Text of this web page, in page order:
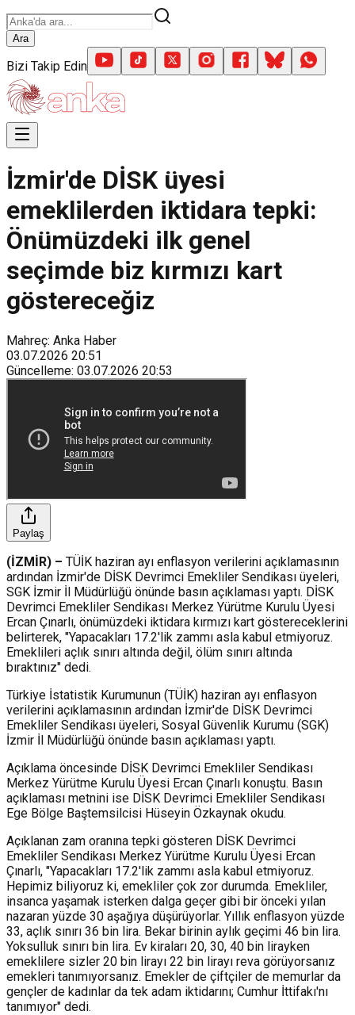
Ara
Bizi Takip Edin
İzmir'de DİSK üyesi
emeklilerden iktidara tepki:
Önümüzdeki ilk genel
seçimde biz kırmızı kart
göstereceğiz
Mahreç: Anka Haber
03.07.2026 20:51
Güncelleme: 03.07.2026 20:53
Paylaş
(İZMİR) – TÜİK haziran ayı enflasyon verilerini açıklamasının
ardından İzmir'de DİSK Devrimci Emekliler Sendikası üyeleri,
SGK İzmir İl Müdürlüğü önünde basın açıklaması yaptı. DİSK
Devrimci Emekliler Sendikası Merkez Yürütme Kurulu Üyesi
Ercan Çınarlı, önümüzdeki iktidara kırmızı kart göstereceklerini
belirterek, "Yapacakları 17.2'lik zammı asla kabul etmiyoruz.
Emeklileri açlık sınırı altında değil, ölüm sınırı altında
bıraktınız" dedi.
Türkiye İstatistik Kurumunun (TÜİK) haziran ayı enflasyon
verilerini açıklamasının ardından İzmir'de DİSK Devrimci
Emekliler Sendikası üyeleri, Sosyal Güvenlik Kurumu (SGK)
İzmir İl Müdürlüğü önünde basın açıklaması yaptı.
Açıklama öncesinde DİSK Devrimci Emekliler Sendikası
Merkez Yürütme Kurulu Üyesi Ercan Çınarlı konuştu. Basın
açıklaması metnini ise DİSK Devrimci Emekliler Sendikası
Ege Bölge Baştemsilcisi Hüseyin Özkaynak okudu.
Açıklanan zam oranına tepki gösteren DİSK Devrimci
Emekliler Sendikası Merkez Yürütme Kurulu Üyesi Ercan
Çınarlı, "Yapacakları 17.2'lik zammı asla kabul etmiyoruz.
Hepimiz biliyoruz ki, emekliler çok zor durumda. Emekliler,
insanca yaşamak isterken dalga geçer gibi bir önceki yılan
nazaran yüzde 30 aşağıya düşürüyorlar. Yıllık enflasyon yüzde
33, açlık sınırı 36 bin lira. Bekar birinin aylık geçimi 46 bin lira.
Yoksulluk sınırı bin lira. Ev kiraları 20, 30, 40 bin lirayken
emeklilere sizler 20 bin lirayı 22 bin lirayı reva görüyorsanız
emekleri tanımıyorsanız. Emekler de çiftçiler de memurlar da
gençler de kadınlar da tek adam iktidarını; Cumhur İttifakı'nı
tanımıyor" dedi.